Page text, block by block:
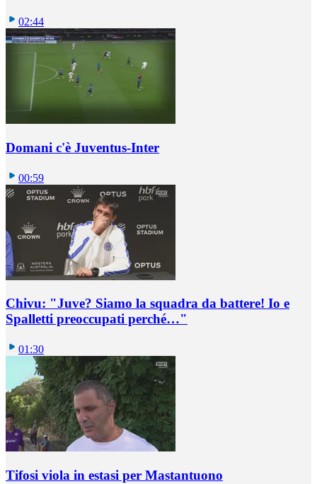
02:44
Domani c'è Juventus-Inter
00:59
Chivu: "Juve? Siamo la squadra da battere! Io e
Spalletti preoccupati perché…"
01:30
Tifosi viola in estasi per Mastantuono